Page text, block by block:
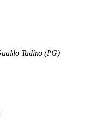
Tadino (PG)